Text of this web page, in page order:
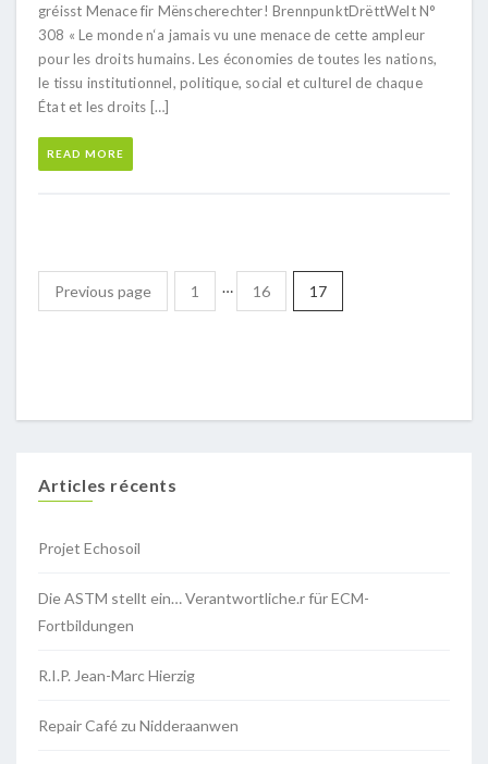
gréisst Menace fir Mënscherechter! BrennpunktDrëttWelt N°
308 « Le monde n‘a jamais vu une menace de cette ampleur
pour les droits humains. Les économies de toutes les nations,
le tissu institutionnel, politique, social et culturel de chaque
État et les droits […]
READ MORE
Previous page 1 … 16 17
Articles récents
Projet Echosoil
Die ASTM stellt ein… Verantwortliche.r für ECM-
Fortbildungen
R.I.P. Jean-Marc Hierzig
Repair Café zu Nidderaanwen